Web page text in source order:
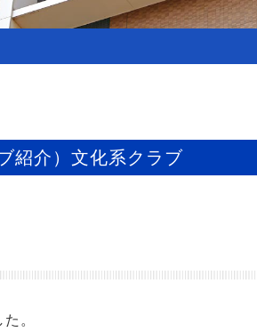
紹介）文化系クラブ
。